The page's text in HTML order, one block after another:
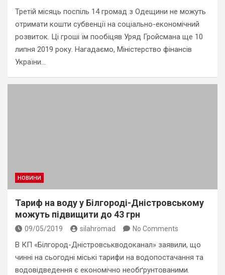
Третій місяць поспіль 14 громад з Одещини не можуть
отримати кошти субвенції на соціально-економічний
розвиток. Ці гроші їм пообіцяв Уряд Гройсмана ще 10
липня 2019 року. Нагадаємо, Міністерство фінансів
України…
НОВИНИ
Тариф на воду у Білгороді-Дністровському
можуть підвищити до 43 грн
09/05/2019 silahromad No Comments
В КП «Білгород-Дністровськводоканал» заявили, що
чинні на сьогодні міські тарифи на водопостачання та
водовідведення є економічно необґрунтованими.